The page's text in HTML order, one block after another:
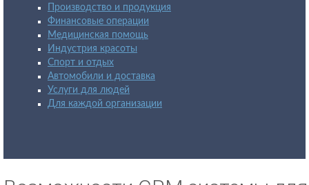
Производство и продукция
Финансовые операции
Медицинская помощь
Индустрия красоты
Спорт и отдых
Автомобили и доставка
Услуги для людей
Для каждой организации